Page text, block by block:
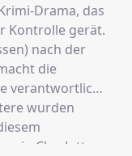
Drama, das
Kontrolle gerät.
nach der
die
verantwortlich.
wurden
Charlotte